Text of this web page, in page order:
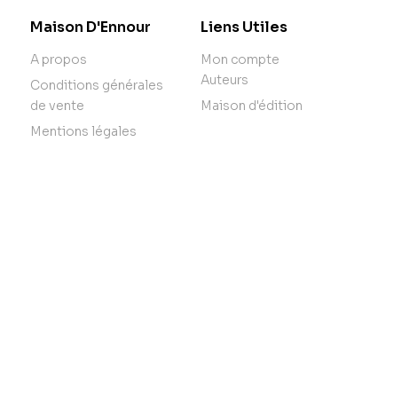
Maison D'Ennour
A propos
Conditions générales
de vente
Mentions légales
Liens Utiles
Mon compte
Auteurs
Maison d'édition